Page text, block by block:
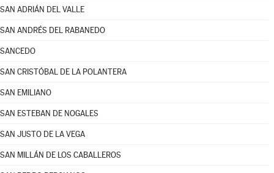
SAN ADRIÁN DEL VALLE
SAN ANDRÉS DEL RABANEDO
SANCEDO
SAN CRISTÓBAL DE LA POLANTERA
SAN EMILIANO
SAN ESTEBAN DE NOGALES
SAN JUSTO DE LA VEGA
SAN MILLÁN DE LOS CABALLEROS